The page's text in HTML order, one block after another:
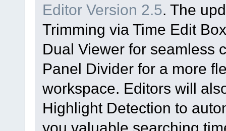
Editor Version 2.5. The
Trimming via Time Edit
Dual Viewer for seamless
Panel Divider for a more
workspace. Editors will
Highlight Detection to
you valuable searching